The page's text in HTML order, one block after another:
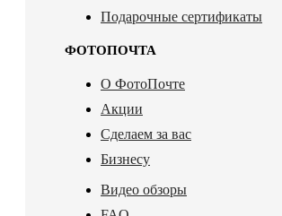
Подарочные сертификаты
ФОТОПОЧТА
О ФотоПочте
Акции
Сделаем за вас
Бизнесу
Видео обзоры